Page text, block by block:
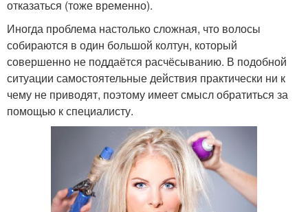
отказаться (тоже временно).
Иногда проблема настолько сложная, что волосы
собираются в один большой колтун, который
совершенно не поддаётся расчёсыванию. В подобной
ситуации самостоятельные действия практически ни к
чему не приводят, поэтому имеет смысл обратиться за
помощью к специалисту.